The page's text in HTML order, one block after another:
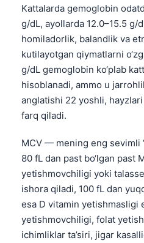
Kattalarda gemoglobin
g/dL, ayollarda 12.0–15.5 g/
homiladorlik, balandlik va
kutilayotgan qiymatlarni
g/dL gemoglobin ko‘plab
hisoblanadi, ammo u
anglatishi 22 yoshli, hayzlari
farq qiladi.
MCV — mening eng sevimli
80 fL dan past bo‘lgan past
yetishmovchiligi yoki
ishora qiladi, 100 fL dan
esa D vitamin yetishmasligi
yetishmovchiligi, folat
ichimliklar ta’siri, jigar